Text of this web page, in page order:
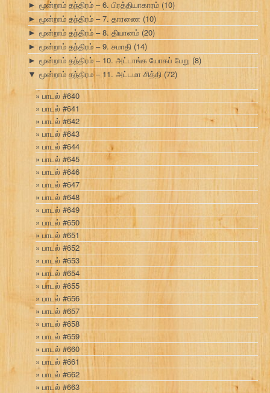
► மூன்றாம் தந்திரம் – 6. பிரத்தியாகாரம் (10)
► மூன்றாம் தந்திரம் – 7. தாரணை (10)
► மூன்றாம் தந்திரம் – 8. தியானம் (20)
► மூன்றாம் தந்திரம் – 9. சமாதி (14)
► மூன்றாம் தந்திரம் – 10. அட்டாங்க யோகப் பேறு (8)
▼ மூன்றாம் தந்திரம – 11. அட்டமா சித்தி (72)
பாடல் #640
பாடல் #641
பாடல் #642
பாடல் #643
பாடல் #644
பாடல் #645
பாடல் #646
பாடல் #647
பாடல் #648
பாடல் #649
பாடல் #650
பாடல் #651
பாடல் #652
பாடல் #653
பாடல் #654
பாடல் #655
பாடல் #656
பாடல் #657
பாடல் #658
பாடல் #659
பாடல் #660
பாடல் #661
பாடல் #662
பாடல் #663